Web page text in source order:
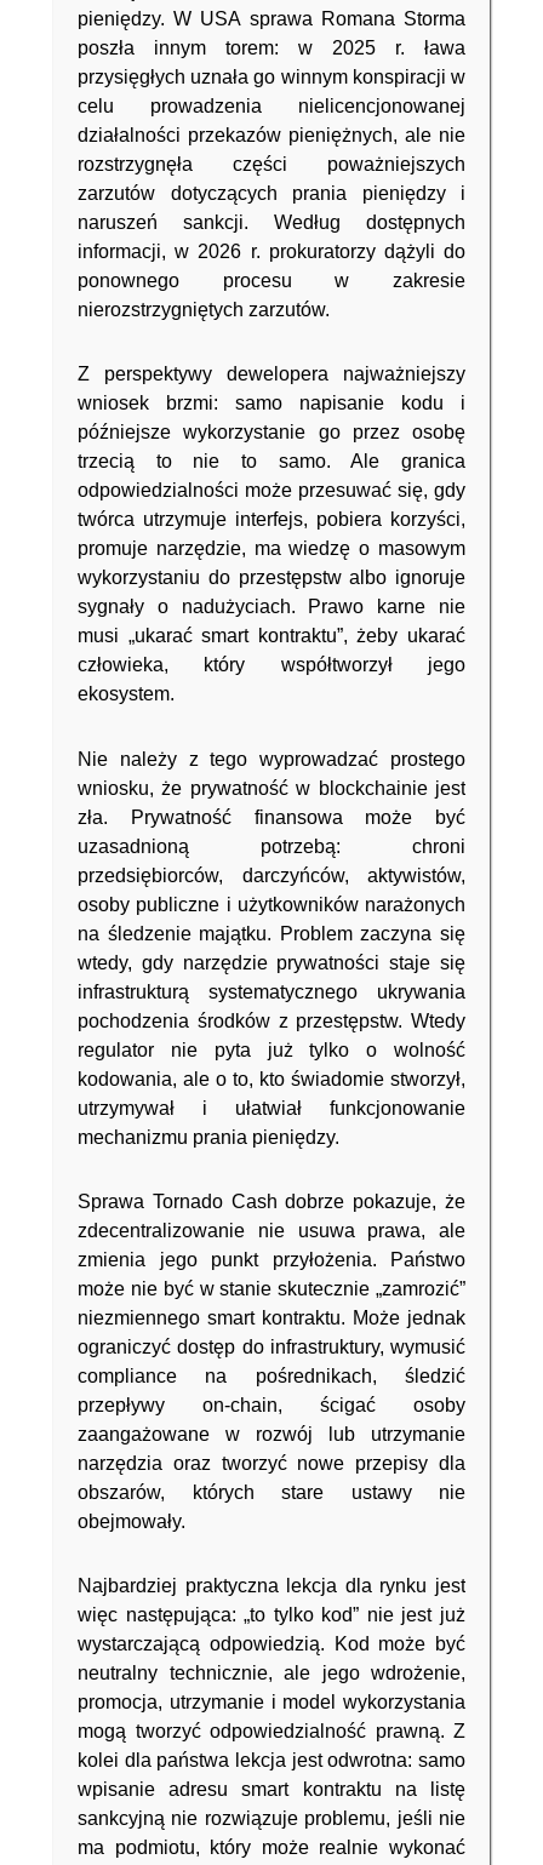
pieniędzy. W USA sprawa Romana Storma
poszła innym torem: w 2025 r. ława
przysięgłych uznała go winnym konspiracji w
celu prowadzenia nielicencjonowanej
działalności przekazów pieniężnych, ale nie
rozstrzygnęła części poważniejszych
zarzutów dotyczących prania pieniędzy i
naruszeń sankcji. Według dostępnych
informacji, w 2026 r. prokuratorzy dążyli do
ponownego procesu w zakresie
nierozstrzygniętych zarzutów.
Z perspektywy dewelopera najważniejszy
wniosek brzmi: samo napisanie kodu i
późniejsze wykorzystanie go przez osobę
trzecią to nie to samo. Ale granica
odpowiedzialności może przesuwać się, gdy
twórca utrzymuje interfejs, pobiera korzyści,
promuje narzędzie, ma wiedzę o masowym
wykorzystaniu do przestępstw albo ignoruje
sygnały o nadużyciach. Prawo karne nie
musi „ukarać smart kontraktu”, żeby ukarać
człowieka, który współtworzył jego
ekosystem.
Nie należy z tego wyprowadzać prostego
wniosku, że prywatność w blockchainie jest
zła. Prywatność finansowa może być
uzasadnioną potrzebą: chroni
przedsiębiorców, darczyńców, aktywistów,
osoby publiczne i użytkowników narażonych
na śledzenie majątku. Problem zaczyna się
wtedy, gdy narzędzie prywatności staje się
infrastrukturą systematycznego ukrywania
pochodzenia środków z przestępstw. Wtedy
regulator nie pyta już tylko o wolność
kodowania, ale o to, kto świadomie stworzył,
utrzymywał i ułatwiał funkcjonowanie
mechanizmu prania pieniędzy.
Sprawa Tornado Cash dobrze pokazuje, że
zdecentralizowanie nie usuwa prawa, ale
zmienia jego punkt przyłożenia. Państwo
może nie być w stanie skutecznie „zamrozić”
niezmiennego smart kontraktu. Może jednak
ograniczyć dostęp do infrastruktury, wymusić
compliance na pośrednikach, śledzić
przepływy on-chain, ścigać osoby
zaangażowane w rozwój lub utrzymanie
narzędzia oraz tworzyć nowe przepisy dla
obszarów, których stare ustawy nie
obejmowały.
Najbardziej praktyczna lekcja dla rynku jest
więc następująca: „to tylko kod” nie jest już
wystarczającą odpowiedzią. Kod może być
neutralny technicznie, ale jego wdrożenie,
promocja, utrzymanie i model wykorzystania
mogą tworzyć odpowiedzialność prawną. Z
kolei dla państwa lekcja jest odwrotna: samo
wpisanie adresu smart kontraktu na listę
sankcyjną nie rozwiązuje problemu, jeśli nie
ma podmiotu, który może realnie wykonać